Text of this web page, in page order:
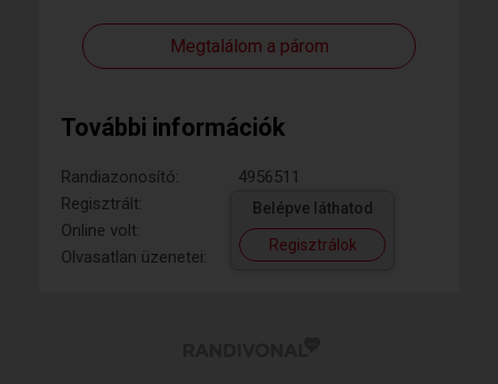
Megtalálom a párom
További információk
Randiazonosító:
4956511
Regisztrált:
Online volt:
Olvasatlan üzenetei:
Belépve láthatod
Regisztrálok